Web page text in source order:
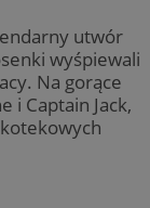
utwór
wyśpiewali
Na gorące
i Captain Jack,